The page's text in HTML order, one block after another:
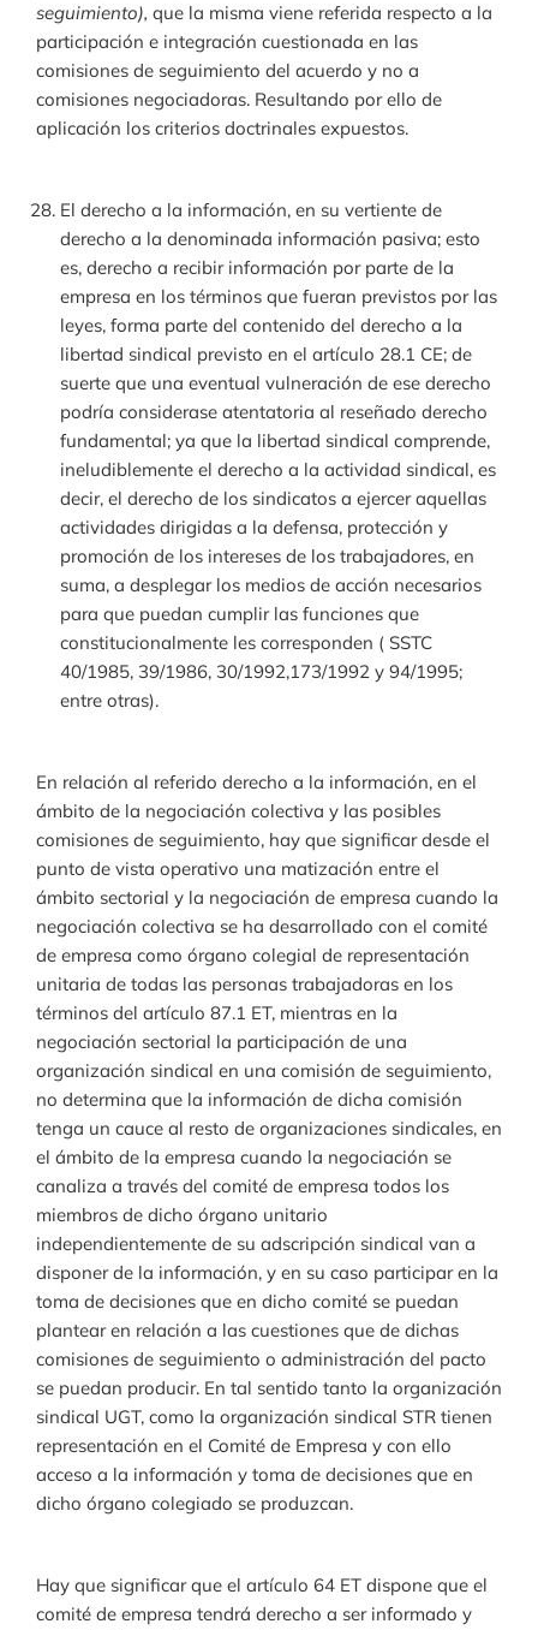
seguimiento), que la misma viene referida respecto a la
participación e integración cuestionada en las
comisiones de seguimiento del acuerdo y no a
comisiones negociadoras. Resultando por ello de
aplicación los criterios doctrinales expuestos.
El derecho a la información, en su vertiente de
derecho a la denominada información pasiva; esto
es, derecho a recibir información por parte de la
empresa en los términos que fueran previstos por las
leyes, forma parte del contenido del derecho a la
libertad sindical previsto en el artículo 28.1 CE; de
suerte que una eventual vulneración de ese derecho
podría considerase atentatoria al reseñado derecho
fundamental; ya que la libertad sindical comprende,
ineludiblemente el derecho a la actividad sindical, es
decir, el derecho de los sindicatos a ejercer aquellas
actividades dirigidas a la defensa, protección y
promoción de los intereses de los trabajadores, en
suma, a desplegar los medios de acción necesarios
para que puedan cumplir las funciones que
constitucionalmente les corresponden ( SSTC
40/1985, 39/1986, 30/1992,173/1992 y 94/1995;
entre otras).
En relación al referido derecho a la información, en el
ámbito de la negociación colectiva y las posibles
comisiones de seguimiento, hay que significar desde el
punto de vista operativo una matización entre el
ámbito sectorial y la negociación de empresa cuando la
negociación colectiva se ha desarrollado con el comité
de empresa como órgano colegial de representación
unitaria de todas las personas trabajadoras en los
términos del artículo 87.1 ET, mientras en la
negociación sectorial la participación de una
organización sindical en una comisión de seguimiento,
no determina que la información de dicha comisión
tenga un cauce al resto de organizaciones sindicales, en
el ámbito de la empresa cuando la negociación se
canaliza a través del comité de empresa todos los
miembros de dicho órgano unitario
independientemente de su adscripción sindical van a
disponer de la información, y en su caso participar en la
toma de decisiones que en dicho comité se puedan
plantear en relación a las cuestiones que de dichas
comisiones de seguimiento o administración del pacto
se puedan producir. En tal sentido tanto la organización
sindical UGT, como la organización sindical STR tienen
representación en el Comité de Empresa y con ello
acceso a la información y toma de decisiones que en
dicho órgano colegiado se produzcan.
Hay que significar que el artículo 64 ET dispone que el
comité de empresa tendrá derecho a ser informado y